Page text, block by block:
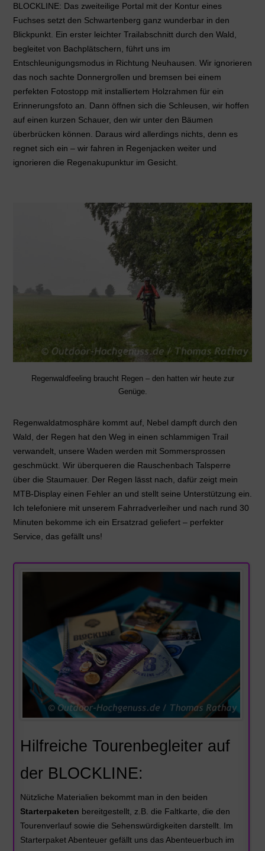
BLOCKLINE: Das zweiteilige Portal mit der Kontur eines
Fuchses setzt den Schwartenberg ganz wunderbar in den
Blickpunkt. Ein erster leichter Trailabschnitt durch den Wald,
begleitet von Bachplätschern, führt uns im
Entschleunigungsmodus in Richtung Neuhausen. Wir ignorieren
das noch sachte Donnergrollen und bremsen bei einem
perfekten Fotostopp mit installiertem Holzrahmen für ein
Erinnerungsfoto an. Dann öffnen sich die Schleusen, wir hoffen
auf einen kurzen Schauer, den wir unter den Bäumen
überbrücken können. Daraus wird allerdings nichts, denn es
regnet sich ein – wir fahren in Regenjacken weiter und
ignorieren die Regenakupunktur im Gesicht.
Regenwaldfeeling braucht Regen – den hatten wir heute zur
Genüge.
Regenwaldatmosphäre kommt auf, Nebel dampft durch den
Wald, der Regen hat den Weg in einen schlammigen Trail
verwandelt, unsere Waden werden mit Sommersprossen
geschmückt. Wir überqueren die Rauschenbach Talsperre
über die Staumauer. Der Regen lässt nach, dafür zeigt mein
MTB-Display einen Fehler an und stellt seine Unterstützung ein.
Ich telefoniere mit unserem Fahrradverleiher und nach rund 30
Minuten bekomme ich ein Ersatzrad geliefert – perfekter
Service, das gefällt uns!
Hilfreiche Tourenbegleiter auf
der BLOCKLINE:
Nützliche Materialien bekommt man in den beiden
Starterpaketen bereitgestellt, z.B. die Faltkarte, die den
Tourenverlauf sowie die Sehenswürdigkeiten darstellt. Im
Starterpaket Abenteuer gefällt uns das Abenteuerbuch im